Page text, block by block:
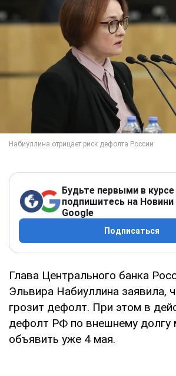
Будьте первыми в курсе
подпишитесь на Новини
Google
Подписаться
Глава Центрального банка
Эльвира Набиуллина заявила,
грозит дефолт. При этом в
дефолт РФ по внешнему долгу
объявить уже 4 мая.